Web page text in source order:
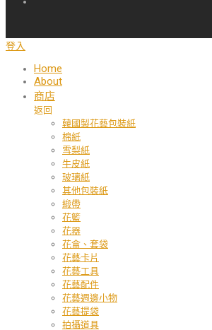
登入
Home
About
商店
返回
韓國製花藝包裝紙
棉紙
雪梨紙
牛皮紙
玻璃紙
其他包裝紙
緞帶
花籃
花器
花盒、套袋
花藝卡片
花藝工具
花藝配件
花藝週邊小物
花藝提袋
拍攝道具